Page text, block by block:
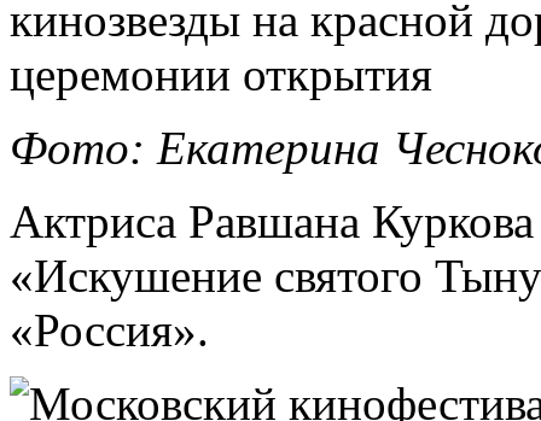
Фото: Екатерина
Актриса Равшана
«Искушение святого
«Россия».